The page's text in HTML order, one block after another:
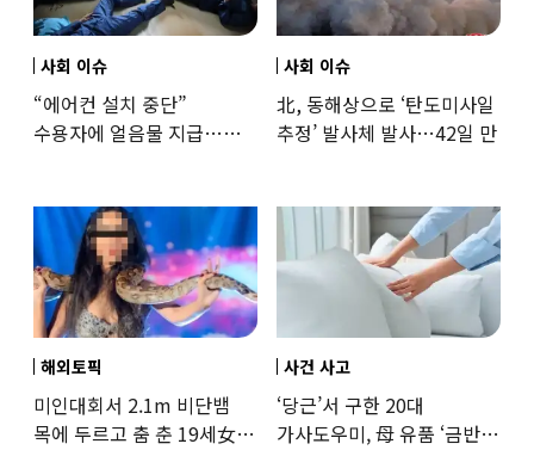
사회 이슈
“에어컨 설치 중단”
수용자에 얼음물 지급…
사회 이슈
北, 동해상으로 ‘탄도미사일
추정’ 발사체 발사…42일 만
해외토픽
미인대회서 2.1m 비단뱀
목에 두르고 춤 춘 19세女
사건 사고
‘당근’서 구한 20대
가사도우미, 母 유품 ‘금반지